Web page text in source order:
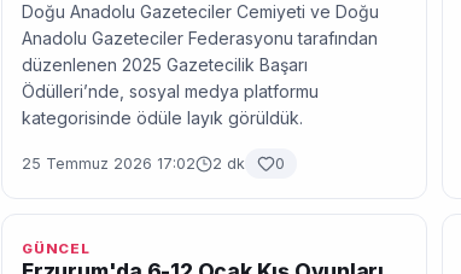
Doğu Anadolu Gazeteciler Cemiyeti ve Doğu
Anadolu Gazeteciler Federasyonu tarafından
düzenlenen 2025 Gazetecilik Başarı
Ödülleri’nde, sosyal medya platformu
kategorisinde ödüle layık görüldük.
25 Temmuz 2026 17:02 2 dk 0
GÜNCEL